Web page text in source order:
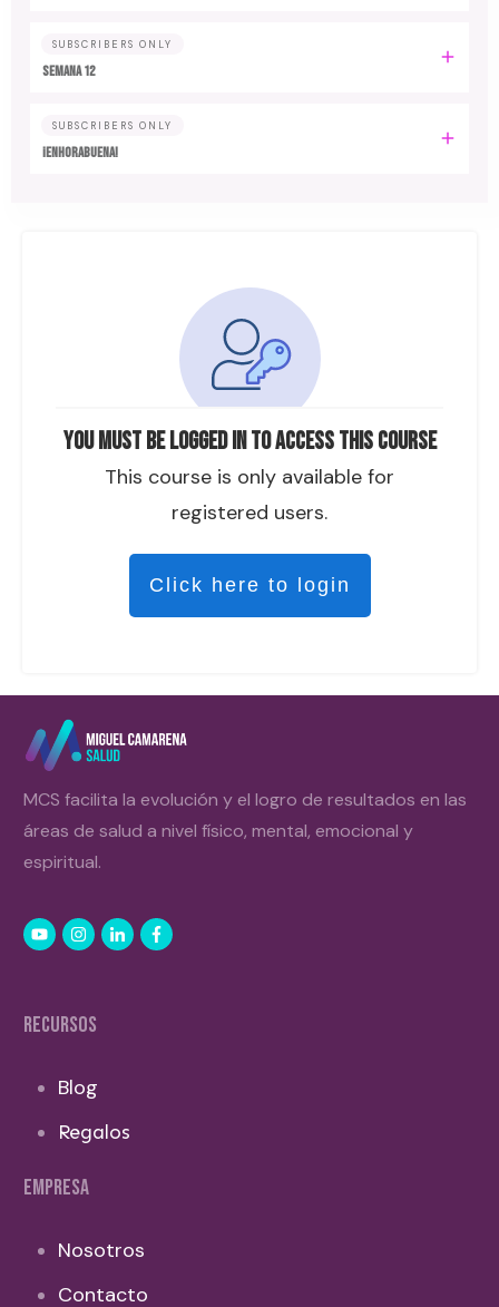
You must be logged in to access this course
This course is only available for
registered users.
Click here to login
SUBSCRIBERS ONLY
Semana 12
SUBSCRIBERS ONLY
¡Enhorabuena!
MCS facilita la evolución y el logro de resultados en las
áreas de salud a nivel físico, mental, emocional y
espiritual.
RECURSOS
Blog
Regalos
EMPRESA
Nosotros
Contacto